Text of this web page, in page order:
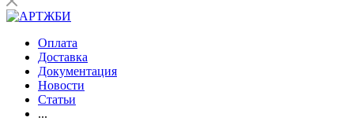
Оплата
Доставка
Документация
Новости
Статьи
...